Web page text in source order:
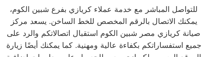
للتواصل المباشر مع خدمة عملاء كريازي بفرع شبين الكوم،
يمكنك الاتصال بالرقم المخصص للخط الساخن. يسعد مركز
صيانة كريازي مصر شبين الكوم استقبال اتصالاتكم والرد على
جميع استفساراتكم بكفاءة عالية ومهنية. كما يمكنك أيضًا زيارة